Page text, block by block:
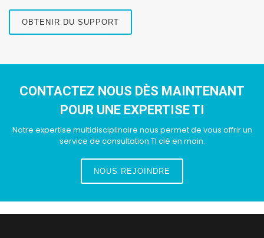
OBTENIR DU SUPPORT
CONTACTEZ NOUS DÈS MAINTENANT
POUR UNE EXPERTISE TI
Notre expertise multidisciplinaire nous permet de vous offrir un
service de consultation TI clé en main.
NOUS REJOINDRE